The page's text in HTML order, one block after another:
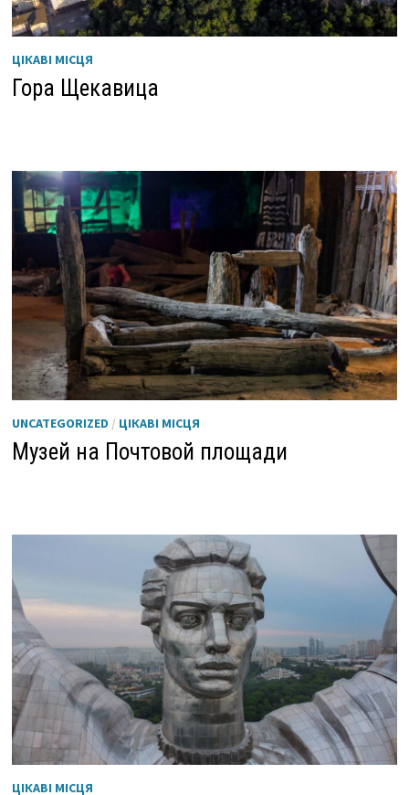
ЦІКАВІ МІСЦЯ
Гора Щекавица
UNCATEGORIZED / ЦІКАВІ МІСЦЯ
Музей на Почтовой площади
ЦІКАВІ МІСЦЯ